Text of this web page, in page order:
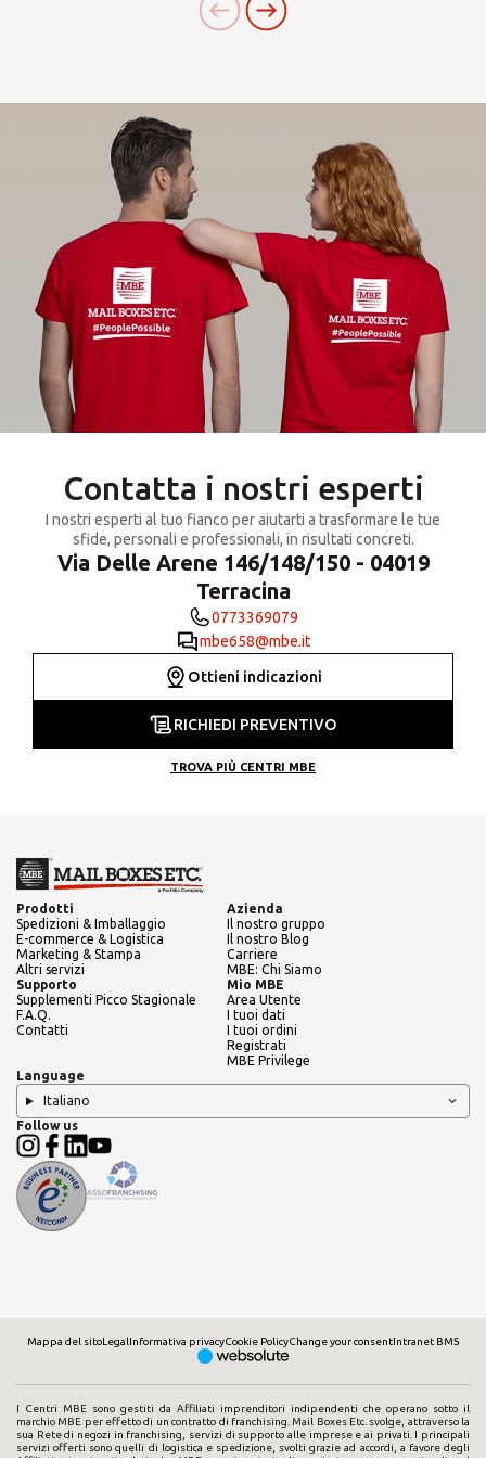
Contatta i nostri esperti
I nostri esperti al tuo fianco per aiutarti a trasformare le tue
sfide, personali e professionali, in risultati concreti.
Via Delle Arene 146/148/150 - 04019
Terracina
0773369079
mbe658@mbe.it
Ottieni indicazioni
RICHIEDI PREVENTIVO
TROVA PIÙ CENTRI MBE
Prodotti
Spedizioni & Imballaggio
E-commerce & Logistica
Marketing & Stampa
Altri servizi
Azienda
Il nostro gruppo
Il nostro Blog
Carriere
MBE: Chi Siamo
Supporto
Supplementi Picco Stagionale
F.A.Q.
Contatti
Mio MBE
Area Utente
I tuoi dati
I tuoi ordini
Registrati
MBE Privilege
Language
Italiano
Follow us
Mappa del sitoLegalInformativa privacyCookie PolicyChange your consentIntranet BMS
I Centri MBE sono gestiti da Affiliati imprenditori indipendenti che operano sotto il
marchio MBE per effetto di un contratto di franchising. Mail Boxes Etc. svolge, attraverso la
sua Rete di negozi in franchising, servizi di supporto alle imprese e ai privati. I principali
servizi offerti sono quelli di logistica e spedizione, svolti grazie ad accordi, a favore degli